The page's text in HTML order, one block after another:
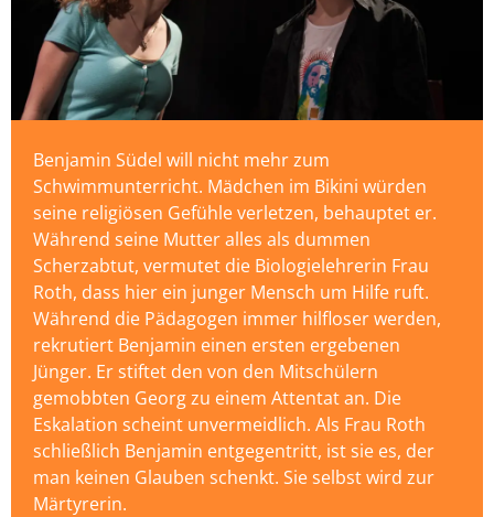
Benjamin Südel will nicht mehr zum
Schwimmunterricht. Mädchen im Bikini würden
seine religiösen Gefühle verletzen, behauptet er.
Während seine Mutter alles als dummen
Scherzabtut, vermutet die Biologielehrerin Frau
Roth, dass hier ein junger Mensch um Hilfe ruft.
Während die Pädagogen immer hilfloser werden,
rekrutiert Benjamin einen ersten ergebenen
Jünger. Er stiftet den von den Mitschülern
gemobbten Georg zu einem Attentat an. Die
Eskalation scheint unvermeidlich. Als Frau Roth
schließlich Benjamin entgegentritt, ist sie es, der
man keinen Glauben schenkt. Sie selbst wird zur
Märtyrerin.